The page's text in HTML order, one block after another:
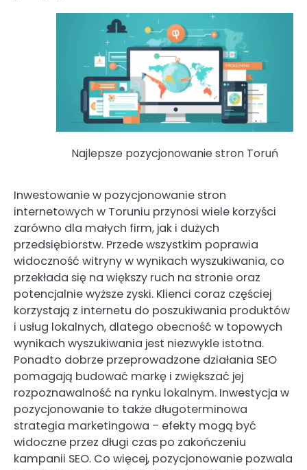
Najlepsze pozycjonowanie stron Toruń
Inwestowanie w pozycjonowanie stron
internetowych w Toruniu przynosi wiele korzyści
zarówno dla małych firm, jak i dużych
przedsiębiorstw. Przede wszystkim poprawia
widoczność witryny w wynikach wyszukiwania, co
przekłada się na większy ruch na stronie oraz
potencjalnie wyższe zyski. Klienci coraz częściej
korzystają z internetu do poszukiwania produktów
i usług lokalnych, dlatego obecność w topowych
wynikach wyszukiwania jest niezwykle istotna.
Ponadto dobrze przeprowadzone działania SEO
pomagają budować markę i zwiększać jej
rozpoznawalność na rynku lokalnym. Inwestycja w
pozycjonowanie to także długoterminowa
strategia marketingowa – efekty mogą być
widoczne przez długi czas po zakończeniu
kampanii SEO. Co więcej, pozycjonowanie pozwala